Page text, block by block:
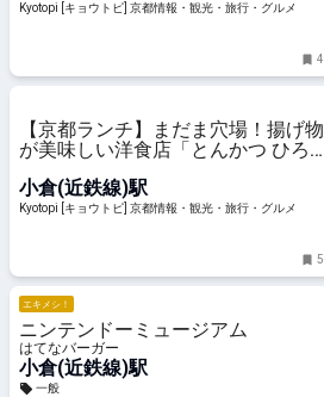
Kyotopi [キョウトピ] 京都情報・観光・旅行・グルメ
4
【京都ランチ】まだま穴場！揚げ物
が美味しい洋食店「とんかつ ひろ
小倉(近鉄線)駅
Kyotopi [キョウトピ] 京都情報・観光・旅行・グルメ
5
エキメシ！
ニンテンドーミュージアム
はてなバーガー
小倉(近鉄線)駅
一般